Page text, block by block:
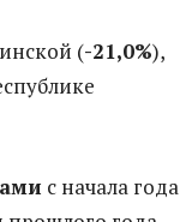
(-21,0%),
с начала года